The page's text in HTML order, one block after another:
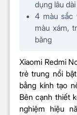
Loại/Tốc độ
CPU
Chip đồ họa
GPU
Camera sau
Độ phân giải
camera
dụng lâu
4 màu sắc
màu xám,
băng
Xiaomi Redmi
trẻ trung nổi
bằng kính tạo
Bên cạnh thiết
nghiệm hiệu